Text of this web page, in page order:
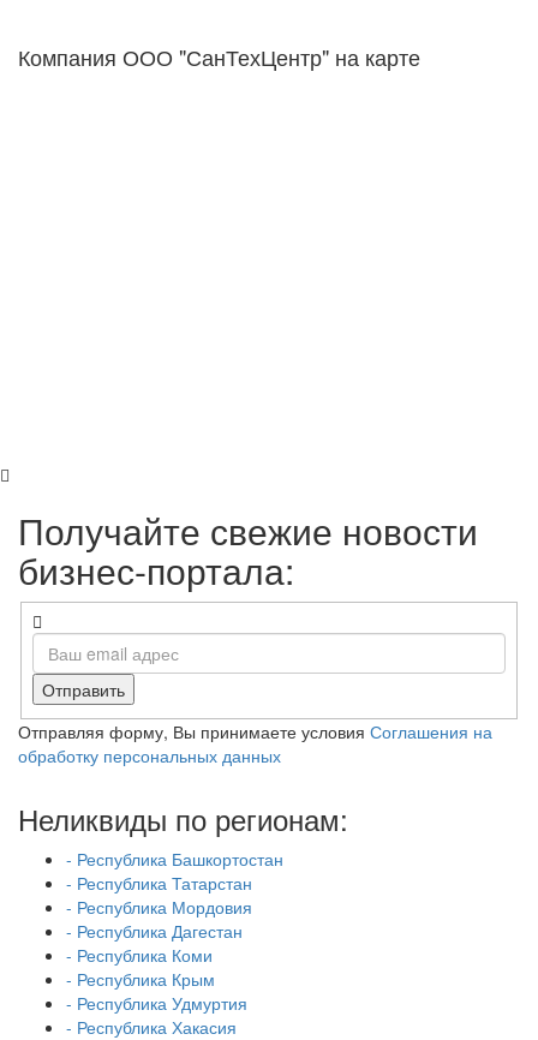
Компания ООО "СанТехЦентр" на карте
Получайте свежие новости
бизнес-портала:
Отправить
Отправляя форму, Вы принимаете условия Соглашения на
обработку персональных данных
Неликвиды по регионам:
- Республика Башкортостан
- Республика Татарстан
- Республика Мордовия
- Республика Дагестан
- Республика Коми
- Республика Крым
- Республика Удмуртия
- Республика Хакасия